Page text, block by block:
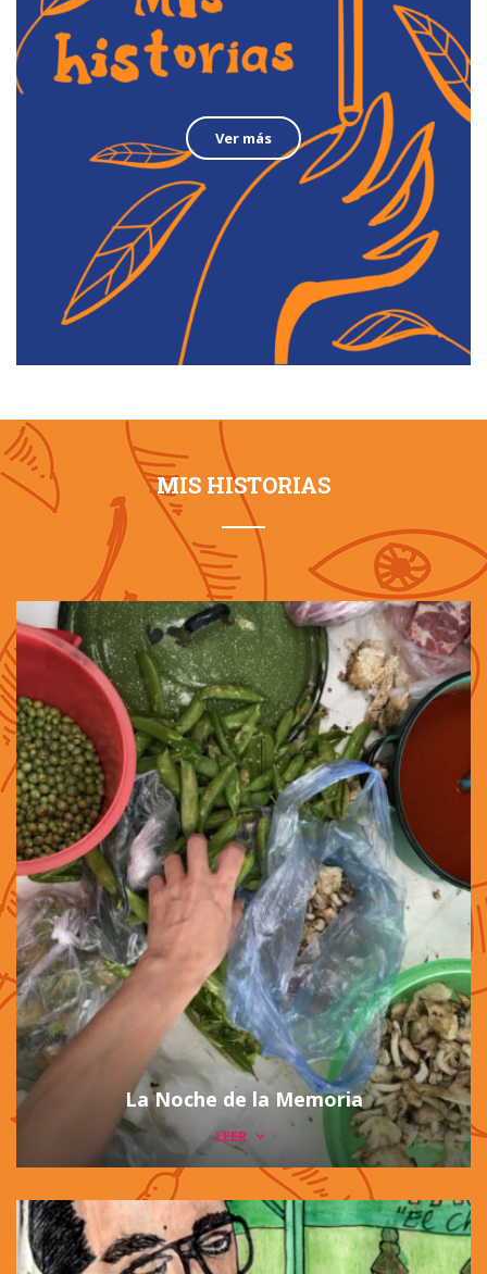
Ver más
MIS HISTORIAS
La Noche de la Memoria
LEER